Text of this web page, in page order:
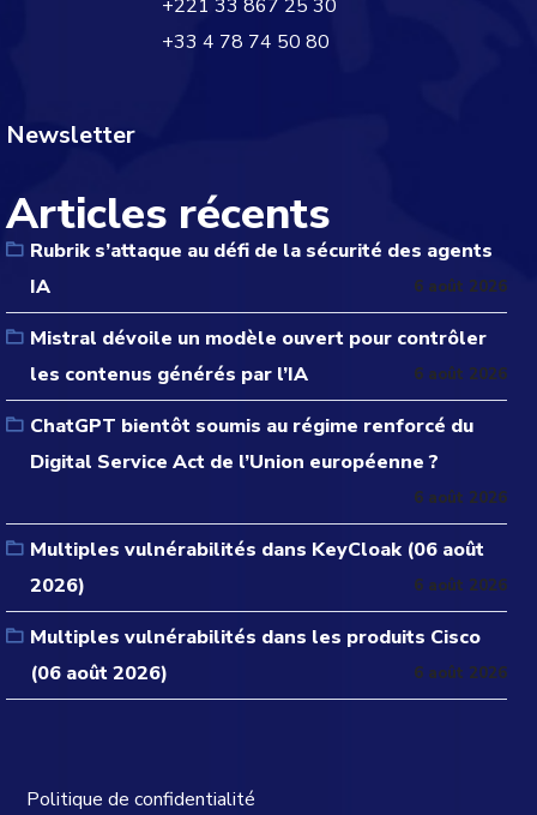
+221 33 867 25 30
+33 4 78 74 50 80
Newsletter
Articles récents
Rubrik s’attaque au défi de la sécurité des agents
IA
6 août 2026
Mistral dévoile un modèle ouvert pour contrôler
les contenus générés par l’IA
6 août 2026
ChatGPT bientôt soumis au régime renforcé du
Digital Service Act de l’Union européenne ?
6 août 2026
Multiples vulnérabilités dans KeyCloak (06 août
2026)
6 août 2026
Multiples vulnérabilités dans les produits Cisco
(06 août 2026)
6 août 2026
Politique de confidentialité